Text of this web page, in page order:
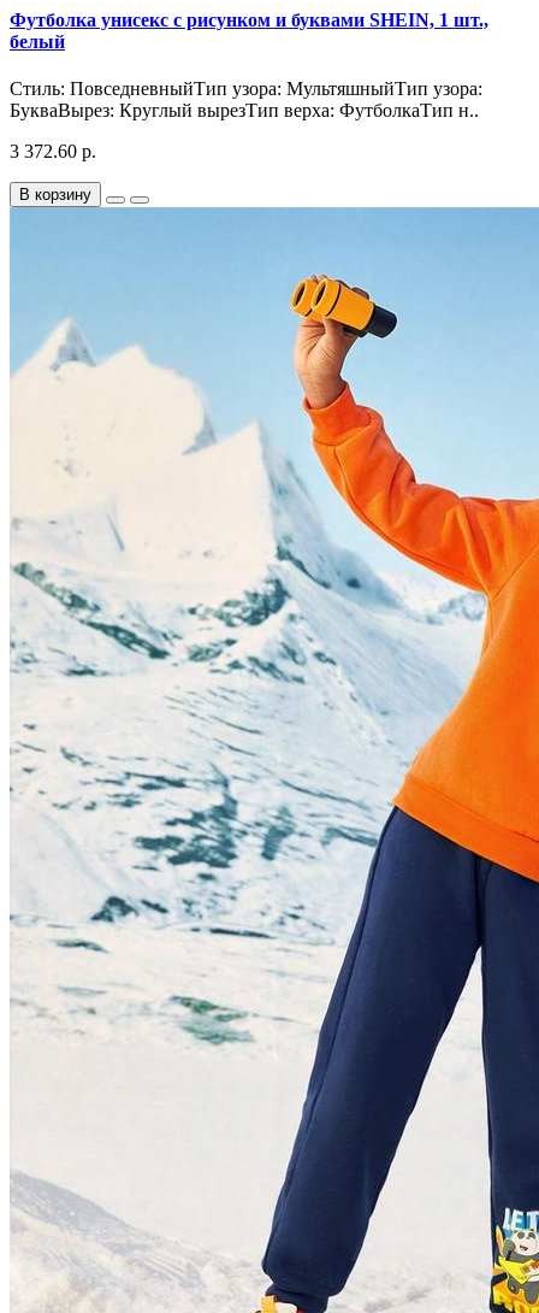
Футболка унисекс с рисунком и буквами SHEIN, 1 шт.,
белый
Стиль: ПовседневныйТип узора: МультяшныйТип узора:
БукваВырез: Круглый вырезТип верха: ФутболкаТип н..
3 372.60 р.
В корзину